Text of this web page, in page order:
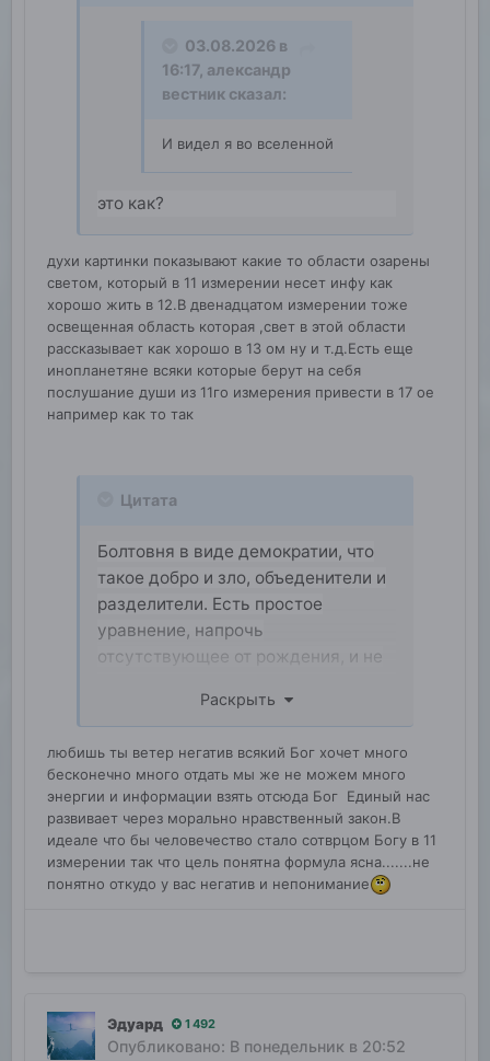
03.08.2026 в
16:17, александр
вестник сказал:
И видел я во вселенной
это как?
духи картинки показывают какие то области озарены
светом, который в 11 измерении несет инфу как
хорошо жить в 12.В двенадцатом измерении тоже
освещенная область которая ,свет в этой области
рассказывает как хорошо в 13 ом ну и т.д.Есть еще
инопланетяне всяки которые берут на себя
послушание души из 11го измерения привести в 17 ое
например как то так
Цитата
Болтовня в виде демократии, что
такое добро и зло, объеденители и
разделители. Есть простое
уравнение, напрочь
отсутствующее от рождения, и не
зависнет быть или не быть я к
человечества нет внешнего врага
из глубокого космоса, возможно,
для того, чтобы спокойно
выполнять свою основную миссию
человечества — это жить для друг
друга, для созидания не только
Раскрыть
любишь ты ветер негатив всякий Бог хочет много
бесконечно много отдать мы же не можем много
энергии и информации взять отсюда Бог Единый нас
развивает через морально нравственный закон.В
идеале что бы человечество стало сотврцом Богу в 11
измерении так что цель понятна формула ясна.......не
понятно откудо у вас негатив и непонимание
Эдуард 1 492
Опубликовано: В понедельник в 20:52